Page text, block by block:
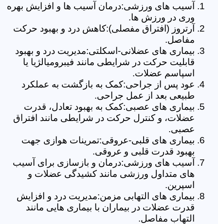
آسیب های ورزشی:درمان آسیب ها و افزایش بهره
وری در ورزش ها.
آرتروز (افتراق مفصلی):کاهش درد و بهبود حرکت
مفاصل.
بیماری های عضلانی-اسکلتی:مدیریت درد و بهبود
قابلیت حرکت در شرایطی مانند فیبرومیالژیا یا
اسپاسم عضلات.
عود پس از جراحی:کمک به بازگشت به عملکرد
طبیعی بعد از عمل جراحی.
بیماری های عصبی:کمک به بهبود تعادل، قدرت
عضلات، و کنترل حرکت در شرایطی مانند افتراق
عصبی.
بیماری های قلبی-عروقی:تمرینات هوازی جهت
بهبود قدرت قلبی و عروقی.
آسیب های ورزشی:درمان و بازسازی برای آسیب
های متداول ورزشی مانند کشیدگی عضلات و
اسپرین.
بیماری های التهابی مزمن:مدیریت درد و افزایش
قدرت عضلات در بیماران با بیماری هایی مانند
التهاب مفاصل.